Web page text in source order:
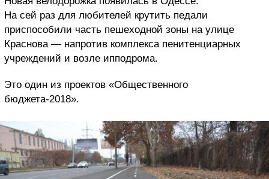
На сей раз для любителей крутить педали
приспособили часть пешеходной зоны на улице
Краснова — напротив комплекса пенитенциарных
учреждений и возле ипподрома.
Это один из проектов «Общественного
бюджета-2018».